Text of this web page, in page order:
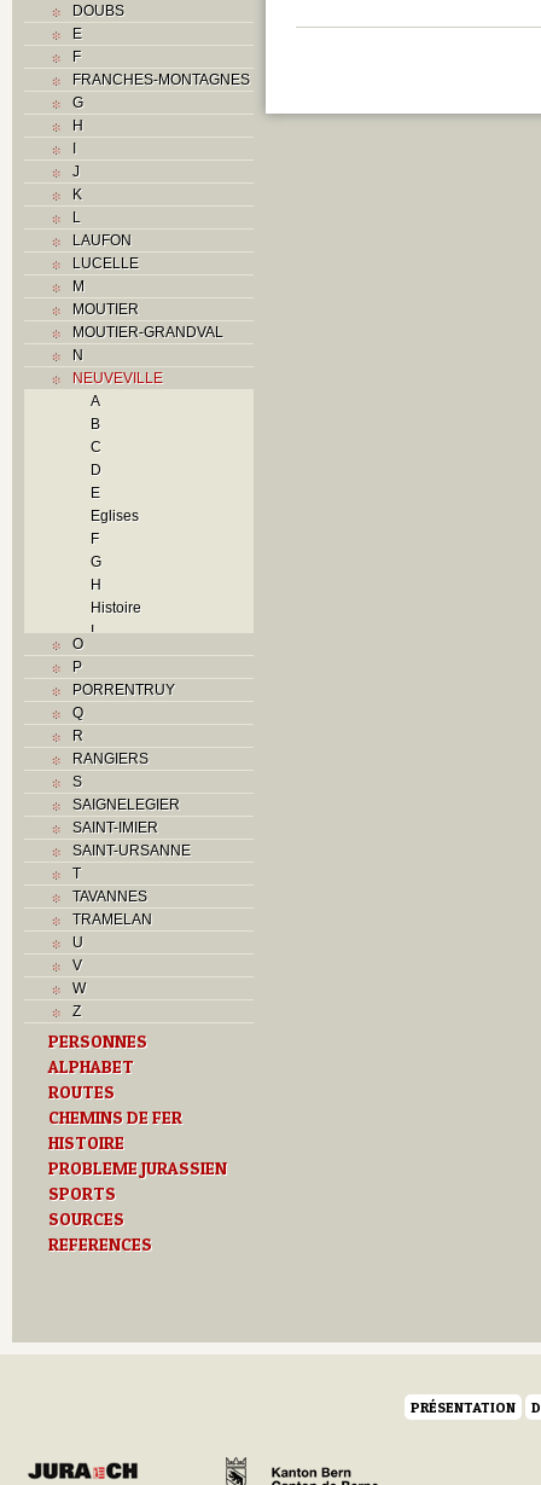
DOUBS
E
F
FRANCHES-MONTAGNES
G
H
I
J
K
L
LAUFON
LUCELLE
M
MOUTIER
MOUTIER-GRANDVAL
N
NEUVEVILLE
A
B
C
D
E
Eglises
F
G
H
Histoire
I
M
O
Problème jurassien
R
S
T
Textes
O
P
PORRENTRUY
Q
R
RANGIERS
S
SAIGNELEGIER
SAINT-IMIER
SAINT-URSANNE
T
TAVANNES
TRAMELAN
U
V
W
Z
PERSONNES
ALPHABET
ROUTES
CHEMINS DE FER
HISTOIRE
PROBLEME JURASSIEN
SPORTS
SOURCES
REFERENCES
PRÉSENTATION